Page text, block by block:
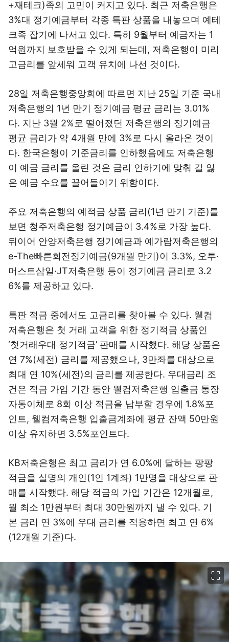
+재테크)족의 고민이 커지고 있다. 최근 저축은행은
3%대 정기예금부터 각종 특판 상품을 내놓으며 예테
크족 잡기에 나서고 있다. 특히 9월부터 예금자는 1
억원까지 보호받을 수 있게 되는데, 저축은행이 미리
고금리를 앞세워 고객 유치에 나선 것이다.
28일 저축은행중앙회에 따르면 지난 25일 기준 국내
저축은행의 1년 만기 정기예금 평균 금리는 3.01%
다. 지난 3월 2%로 떨어졌던 저축은행의 정기예금
평균 금리가 약 4개월 만에 3%로 다시 올라온 것이
다. 한국은행이 기준금리를 인하했음에도 저축은행
이 예금 금리를 올린 것은 금리 인하기에 맞춰 길 잃
은 예금 수요를 끌어들이기 위함이다.
주요 저축은행의 예적금 상품 금리(1년 만기 기준)를
보면 청주저축은행 정기예금이 3.4%로 가장 높다.
뒤이어 안양저축은행 정기예금과 예가람저축은행의
e-The빠른회전정기예금(9개월 만기)이 3.3%, 오투·
머스트삼일·JT저축은행 등이 정기예금 금리로 3.2
6%를 제공하고 있다.
특판 적금 중에서도 고금리를 찾아볼 수 있다. 웰컴
저축은행은 첫 거래 고객을 위한 정기적금 상품인
‘첫거래우대 정기적금’ 판매를 시작했다. 해당 상품은
연 7%(세전) 금리를 제공했으나, 3만좌를 대상으로
최대 연 10%(세전)의 금리를 제공한다. 우대금리 조
건은 적금 가입 기간 동안 웰컴저축은행 입출금 통장
자동이체로 8회 이상 적금을 납부할 경우에 1.8%포
인트, 웰컴저축은행 입출금계좌에 평균 잔액 50만원
이상 유지하면 3.5%포인트다.
KB저축은행은 최고 금리가 연 6.0%에 달하는 팡팡
적금을 실명의 개인(1인 1계좌) 1만명을 대상으로 판
매를 시작했다. 해당 적금의 가입 기간은 12개월로,
월 최소 1만원부터 최대 30만원까지 낼 수 있다. 기
본 금리 연 3%에 우대 금리를 적용하면 최고 연 6%
(12개월 기준)다.